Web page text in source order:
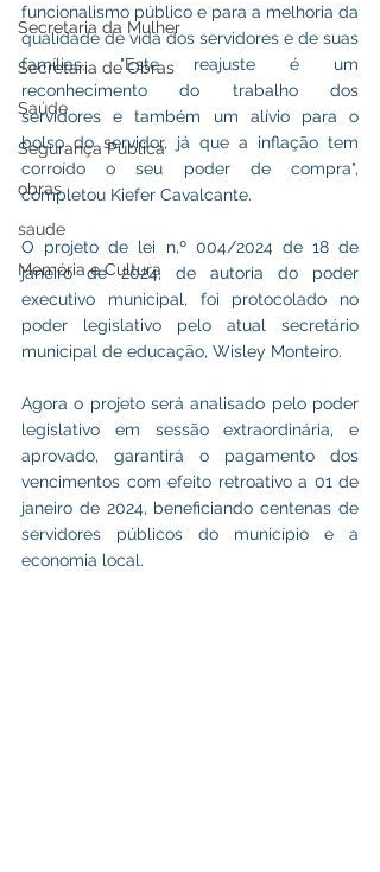
Secretaria da Mulher
Secretaria de Obras
Saúde
Segurança Pública
obras
saude
Memória e Cultura
funcionalismo público e para a melhoria da
qualidade de vida dos servidores e de suas
famílias. "Este reajuste é um
reconhecimento do trabalho dos
servidores e também um alívio para o
bolso do servidor, já que a inflação tem
corroído o seu poder de compra",
completou Kiefer Cavalcante.
O projeto de lei n,º 004/2024 de 18 de
janeiro de 2024, de autoria do poder
executivo municipal, foi protocolado no
poder legislativo pelo atual secretário
municipal de educação, Wisley Monteiro.
Agora o projeto será analisado pelo poder
legislativo em sessão extraordinária, e
aprovado, garantirá o pagamento dos
vencimentos com efeito retroativo a 01 de
janeiro de 2024, beneficiando centenas de
servidores públicos do município e a
economia local.